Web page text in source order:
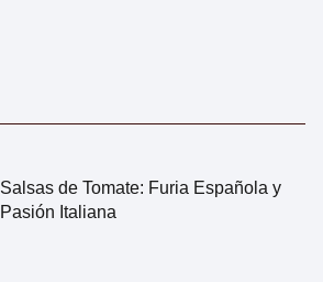
Salsas de Tomate: Furia Española y
Pasión Italiana